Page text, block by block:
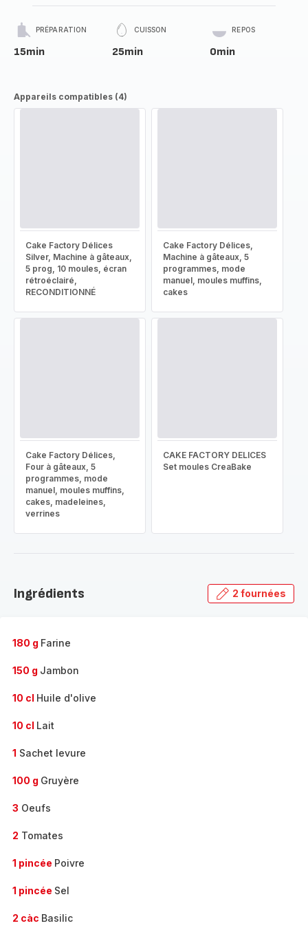
PRÉPARATION
15min
CUISSON
25min
REPOS
0min
Appareils compatibles (4)
Cake Factory Délices
Silver, Machine à gâteaux,
5 prog, 10 moules, écran
rétroéclairé,
RECONDITIONNÉ
Cake Factory Délices,
Machine à gâteaux, 5
programmes, mode
manuel, moules muffins,
cakes
Cake Factory Délices,
Four à gâteaux, 5
programmes, mode
manuel, moules muffins,
cakes, madeleines,
verrines
CAKE FACTORY DELICES
Set moules CreaBake
Ingrédients 2 fournées
180 g Farine
150 g Jambon
10 cl Huile d'olive
10 cl Lait
1 Sachet levure
100 g Gruyère
3 Oeufs
2 Tomates
1 pincée Poivre
1 pincée Sel
2 càc Basilic